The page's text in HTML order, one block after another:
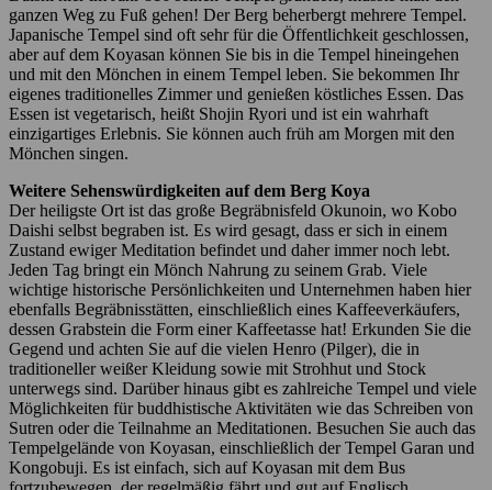
ganzen Weg zu Fuß gehen! Der Berg beherbergt mehrere Tempel.
Japanische Tempel sind oft sehr für die Öffentlichkeit geschlossen,
aber auf dem Koyasan können Sie bis in die Tempel hineingehen
und mit den Mönchen in einem Tempel leben. Sie bekommen Ihr
eigenes traditionelles Zimmer und genießen köstliches Essen. Das
Essen ist vegetarisch, heißt Shojin Ryori und ist ein wahrhaft
einzigartiges Erlebnis. Sie können auch früh am Morgen mit den
Mönchen singen.
Weitere Sehenswürdigkeiten auf dem Berg Koya
Der heiligste Ort ist das große Begräbnisfeld Okunoin, wo Kobo
Daishi selbst begraben ist. Es wird gesagt, dass er sich in einem
Zustand ewiger Meditation befindet und daher immer noch lebt.
Jeden Tag bringt ein Mönch Nahrung zu seinem Grab. Viele
wichtige historische Persönlichkeiten und Unternehmen haben hier
ebenfalls Begräbnisstätten, einschließlich eines Kaffeeverkäufers,
dessen Grabstein die Form einer Kaffeetasse hat! Erkunden Sie die
Gegend und achten Sie auf die vielen Henro (Pilger), die in
traditioneller weißer Kleidung sowie mit Strohhut und Stock
unterwegs sind. Darüber hinaus gibt es zahlreiche Tempel und viele
Möglichkeiten für buddhistische Aktivitäten wie das Schreiben von
Sutren oder die Teilnahme an Meditationen. Besuchen Sie auch das
Tempelgelände von Koyasan, einschließlich der Tempel Garan und
Kongobuji. Es ist einfach, sich auf Koyasan mit dem Bus